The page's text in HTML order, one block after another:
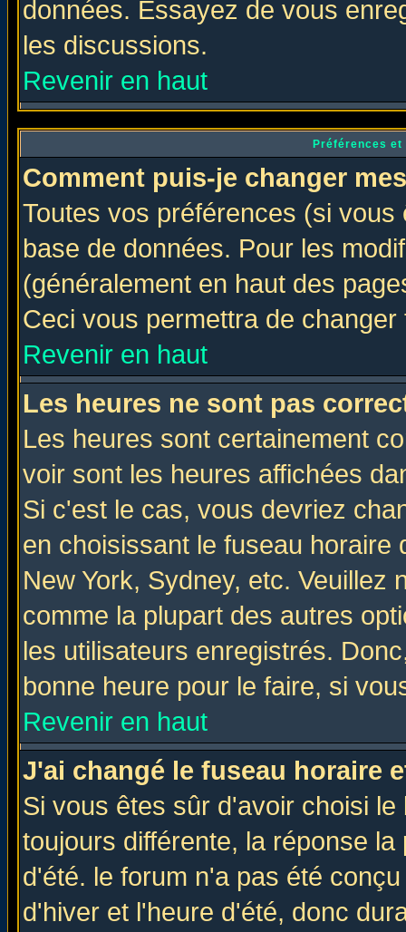
données. Essayez de vous
les discussions.
Revenir en haut
Préférences
Comment puis-je changer
Toutes vos préférences (si
base de données. Pour les
(généralement en haut des
Ceci vous permettra de
Revenir en haut
Les heures ne sont pas
Les heures sont certainement
voir sont les heures affichées
Si c'est le cas, vous devriez
en choisissant le fuseau
New York, Sydney, etc. Veuillez
comme la plupart des autres
les utilisateurs enregistrés.
bonne heure pour le faire, si
Revenir en haut
J'ai changé le fuseau horaire
Si vous êtes sûr d'avoir choisi
toujours différente, la réponse
d'été. le forum n'a pas été
d'hiver et l'heure d'été, donc